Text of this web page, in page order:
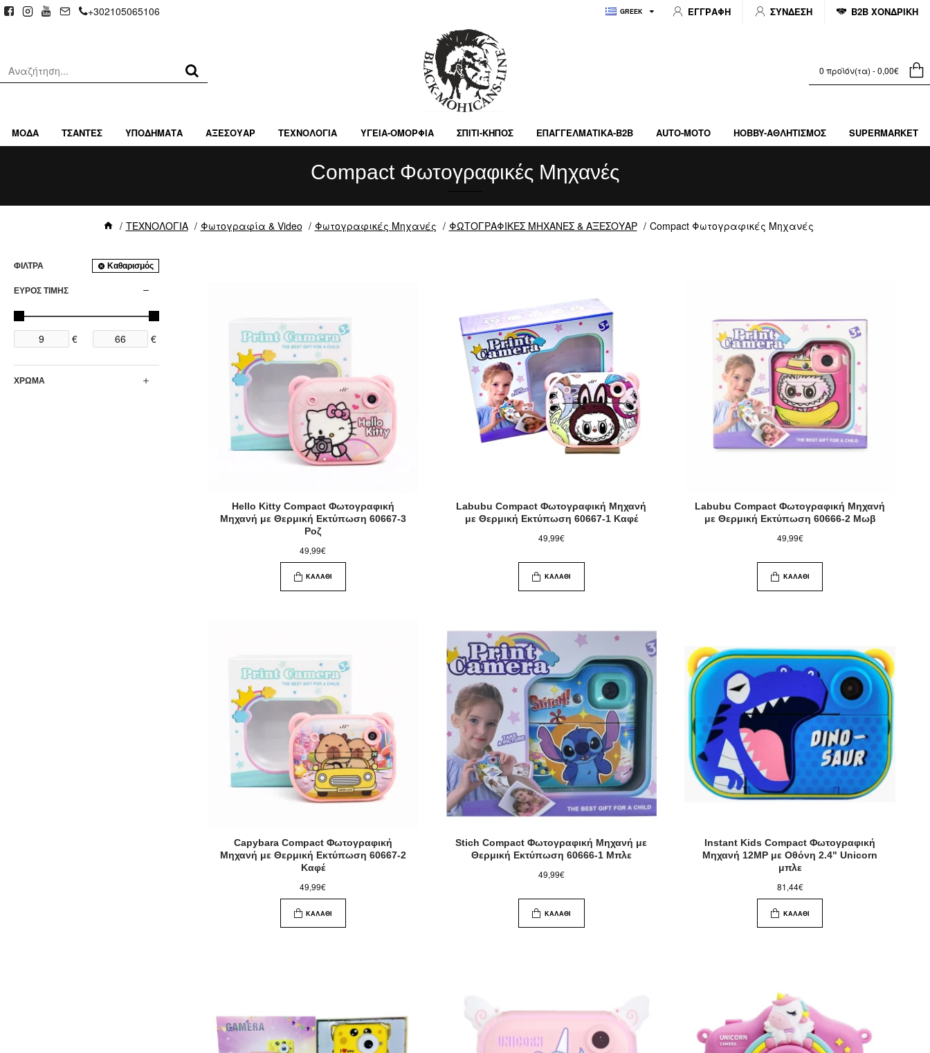
+302105065106 GREEK ΕΓΓΡΑΦΗ ΣΥΝΔΕΣΗ B2B ΧΟΝΔΡΙΚΗ
0 προϊόν(τα) - 0,00€
ΜΟΔΑ ΤΣΑΝΤΕΣ ΥΠΟΔΗΜΑΤΑ ΑΞΕΣΟΥΑΡ ΤΕΧΝΟΛΟΓΙΑ ΥΓΕΙΑ-ΟΜΟΡΦΙΑ ΣΠΙΤΙ-ΚΗΠΟΣ ΕΠΑΓΓΕΛΜΑΤΙΚA-B2B AUTO-MOTO HOBBY-ΑΘΛΗΤΙΣΜΌΣ SUPERMARKET
ΤΕΧΝΟΛΟΓΙΑ Φωτογραφία & Video Φωτογραφικές Μηχανές ΦΩΤΟΓΡΑΦΙΚΕΣ ΜΗΧΑΝΕΣ & ΑΞΕΣΟΥΑΡ Compact Φωτογραφικές Μηχανές
Compact Φωτογραφικές Μηχανές
ΦΊΛΤΡΑ Καθαρισμός
ΕΥΡΟΣ ΤΙΜΗΣ
€ €
ΧΡΩΜΑ
Hello Kitty Compact Φωτογραφική
Μηχανή με Θερμική Εκτύπωση 60667-3
Ροζ
49,99€
ΚΑΛΆΘΙ
Labubu Compact Φωτογραφική Μηχανή
με Θερμική Εκτύπωση 60667-1 Καφέ
49,99€
ΚΑΛΆΘΙ
Labubu Compact Φωτογραφική Μηχανή
με Θερμική Εκτύπωση 60666-2 Μωβ
49,99€
ΚΑΛΆΘΙ
Capybara Compact Φωτογραφική
Μηχανή με Θερμική Εκτύπωση 60667-2
Καφέ
49,99€
ΚΑΛΆΘΙ
Stich Compact Φωτογραφική Μηχανή με
Θερμική Εκτύπωση 60666-1 Μπλε
49,99€
ΚΑΛΆΘΙ
Instant Kids Compact Φωτογραφική
Μηχανή 12MP με Οθόνη 2.4" Unicorn
μπλε
81,44€
ΚΑΛΆΘΙ